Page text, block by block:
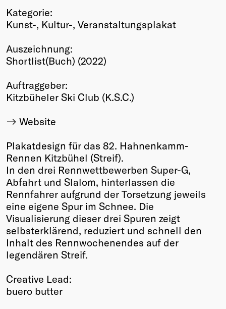
Info
Members
Friends of Creativity
2026
Past
Kategorie:
Kunst-, Kultur-, Veranstaltungsplakat
Auszeichnung:
Shortlist(Buch) (2022)
Auftraggeber:
Kitzbüheler Ski Club (K.S.C.)
Website
Plakatdesign für das 82. Hahnenkamm-
Rennen Kitzbühel (Streif).
In den drei Rennwettbewerben Super-G,
Abfahrt und Slalom, hinterlassen die
Rennfahrer aufgrund der Torsetzung jeweils
eine eigene Spur im Schnee. Die
Visualisierung dieser drei Spuren zeigt
selbsterklärend, reduziert und schnell den
Inhalt des Rennwochenendes auf der
legendären Streif.
Creative Lead:
buero butter